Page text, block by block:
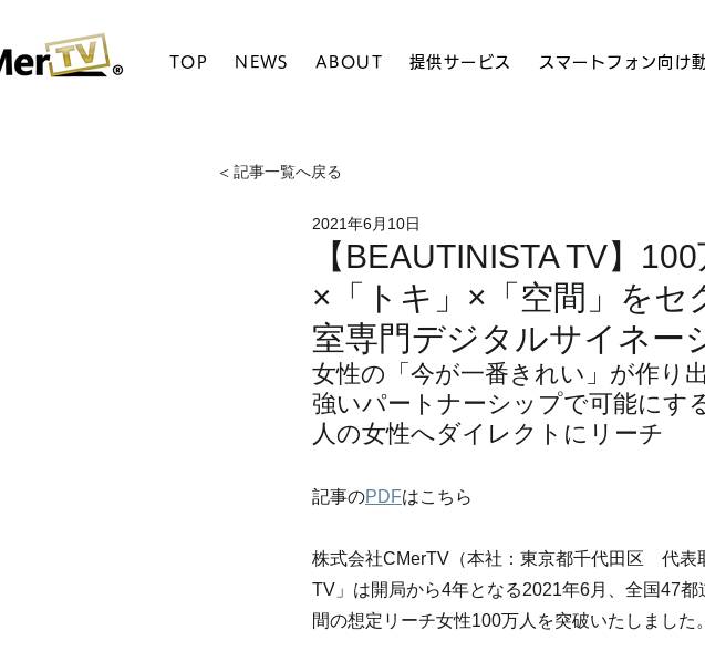
TOP NEWS ABOUT 提供サービス スマートフォン向け
【BEAUTINISTA TV】
×「トキ」×「空間」をセ
室専門デジタルサイネー
2021年6月10日
女性の「今が一番きれい」が作り
強いパートナーシップで可能にす
人の女性へダイレクトにリーチ
記事のPDFはこちら
株式会社CMerTV（本社：東京都千代田区　代
TV」は開局から4年となる2021年6月、全国47
間の想定リーチ女性100万人を突破いたしました。
< 記事一覧へ戻る